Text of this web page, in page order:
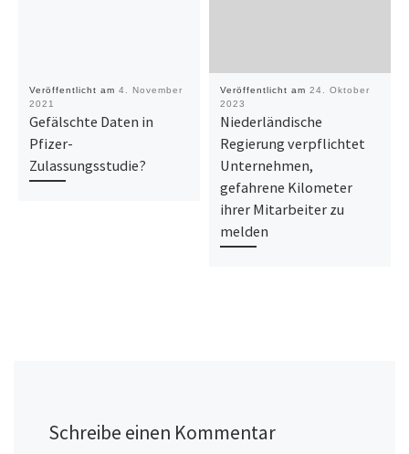
Veröffentlicht am 4. November
2021
Gefälschte Daten in
Pfizer-
Zulassungsstudie?
Veröffentlicht am 24. Oktober
2023
Niederländische
Regierung verpflichtet
Unternehmen,
gefahrene Kilometer
ihrer Mitarbeiter zu
melden
Schreibe einen Kommentar